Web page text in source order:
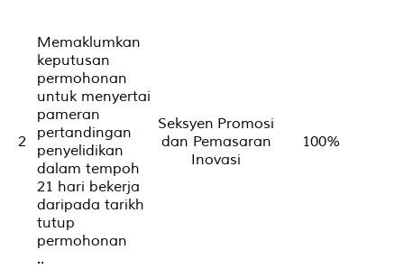
2
Memaklumkan
keputusan
permohonan
untuk menyertai
pameran
pertandingan
penyelidikan
dalam tempoh
21 hari bekerja
daripada tarikh
tutup
permohonan
..
Seksyen Promosi
dan Pemasaran
Inovasi
100%